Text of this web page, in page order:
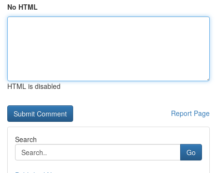
No HTML
HTML is disabled
Report Page
Search
Go